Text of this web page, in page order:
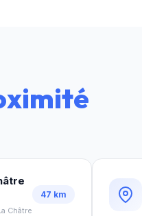
Châtre
47 km